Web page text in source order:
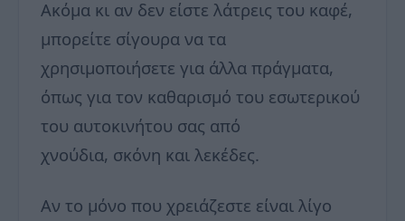
Ακόμα κι αν δεν είστε λάτρεις του καφέ,
μπορείτε σίγουρα να τα
χρησιμοποιήσετε για άλλα πράγματα,
όπως για τον καθαρισμό του εσωτερικού
του αυτοκινήτου σας από
χνούδια, σκόνη και λεκέδες.
Αν το μόνο που χρειάζεστε είναι λίγο